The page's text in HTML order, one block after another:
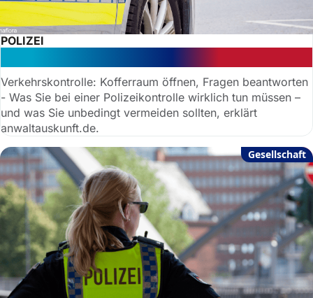
POLIZEI
Verkehrskontrolle: Kofferraum öffnen, Fragen beantworten
- Was Sie bei einer Polizeikontrolle wirklich tun müssen –
und was Sie unbedingt vermeiden sollten, erklärt
anwaltauskunft.de.
Gesellschaft